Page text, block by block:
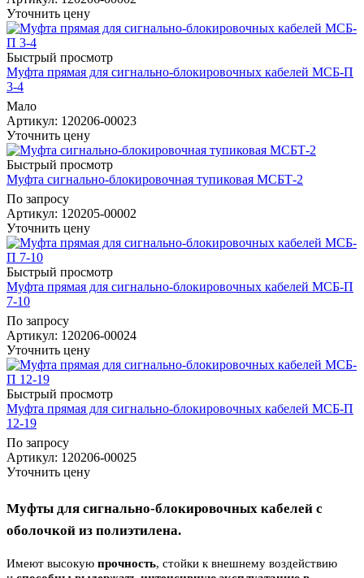
Уточнить цену
Быстрый просмотр
Муфта прямая для сигнально-блокировочных кабелей МСБ-П
3-4
Мало
Артикул: 120206-00023
Уточнить цену
Быстрый просмотр
Муфта сигнально-блокировочная тупиковая МСБТ-2
По запросу
Артикул: 120205-00002
Уточнить цену
Быстрый просмотр
Муфта прямая для сигнально-блокировочных кабелей МСБ-П
7-10
По запросу
Артикул: 120206-00024
Уточнить цену
Быстрый просмотр
Муфта прямая для сигнально-блокировочных кабелей МСБ-П
12-19
По запросу
Артикул: 120206-00025
Уточнить цену
Муфты для сигнально-блокировочных кабелей с
оболочкой из полиэтилена.
Имеют высокую прочность, стойки к внешнему воздействию